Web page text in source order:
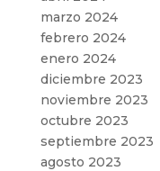
marzo 2024
febrero 2024
enero 2024
diciembre 2023
noviembre 2023
octubre 2023
septiembre 2023
agosto 2023